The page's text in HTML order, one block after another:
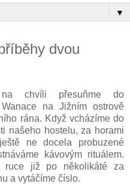
▼
dvou
chvíli přesuňme do
na Jižním ostrově
rána. Když vcházíme do
našeho hostelu, za horami
ne docela probuzené
kávovým rituálem.
ruce již po několikáté za
a vytáčíme číslo.